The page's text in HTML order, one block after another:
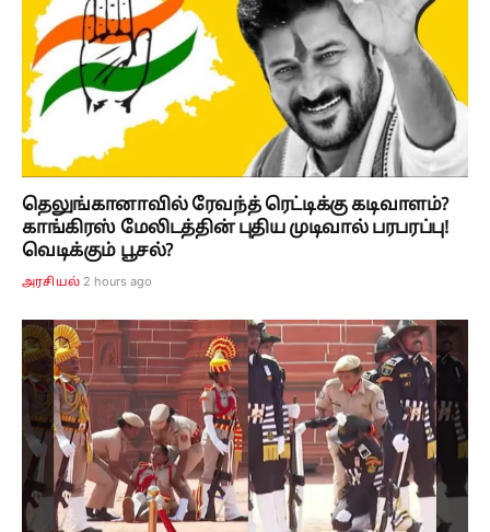
தெலுங்கானாவில் ரேவந்த் ரெட்டிக்கு கடிவாளம்?
காங்கிரஸ் மேலிடத்தின் புதிய முடிவால் பரபரப்பு!
வெடிக்கும் பூசல்?
அரசியல் 2 hours ago